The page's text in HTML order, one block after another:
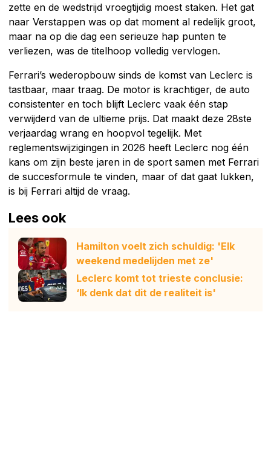
zette en de wedstrijd vroegtijdig moest staken. Het gat
naar Verstappen was op dat moment al redelijk groot,
maar na op die dag een serieuze hap punten te
verliezen, was de titelhoop volledig vervlogen.
Ferrari’s wederopbouw sinds de komst van Leclerc is
tastbaar, maar traag. De motor is krachtiger, de auto
consistenter en toch blijft Leclerc vaak één stap
verwijderd van de ultieme prijs. Dat maakt deze 28ste
verjaardag wrang en hoopvol tegelijk. Met
reglementswijzigingen in 2026 heeft Leclerc nog één
kans om zijn beste jaren in de sport samen met Ferrari
de succesformule te vinden, maar of dat gaat lukken,
is bij Ferrari altijd de vraag.
Lees ook
Hamilton voelt zich schuldig: 'Elk
weekend medelijden met ze'
Leclerc komt tot trieste conclusie:
‘Ik denk dat dit de realiteit is'